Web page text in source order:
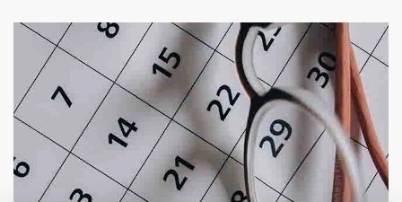
قلوبال لرعاية العين ضعف نظر